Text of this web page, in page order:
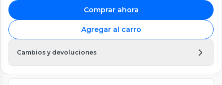
Comprar ahora
Agregar al carro
Cambios y devoluciones